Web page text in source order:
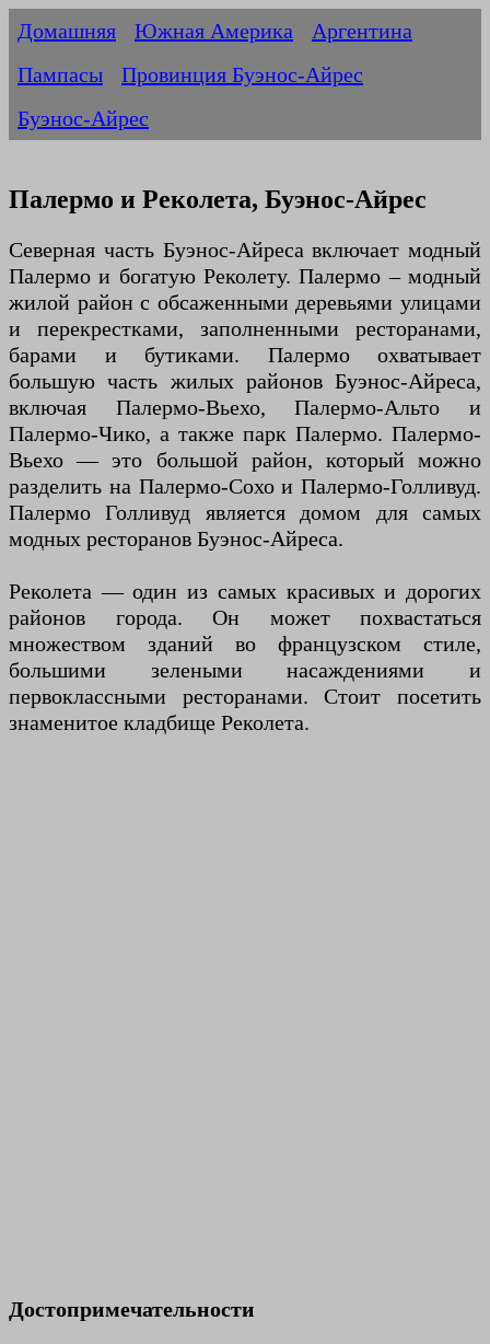
Домашняя Южная Америка
Аргентина
Пампасы
Провинция Буэнос-Айрес
Буэнос-Айрес
Палермо и Реколета, Буэнос-Айрес
Северная часть Буэнос-Айреса включает модный
Палермо и богатую Реколету. Палермо – модный
жилой район с обсаженными деревьями улицами
и перекрестками, заполненными ресторанами,
барами и бутиками. Палермо охватывает
большую часть жилых районов Буэнос-Айреса,
включая Палермо-Вьехо, Палермо-Альто и
Палермо-Чико, а также парк Палермо. Палермо-
Вьехо — это большой район, который можно
разделить на Палермо-Сохо и Палермо-Голливуд.
Палермо Голливуд является домом для самых
модных ресторанов Буэнос-Айреса.
Реколета — один из самых красивых и дорогих
районов города. Он может похвастаться
множеством зданий во французском стиле,
большими зелеными насаждениями и
первоклассными ресторанами. Стоит посетить
знаменитое кладбище Реколета.
Достопримечательности